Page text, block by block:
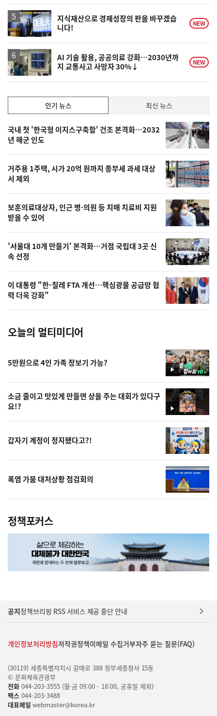
일
지식재산으로 경제성장의 판을 바꾸겠습
니다!
NEW
AI 기술 활용, 공공의료 강화…2030년까
지 교통사고 사망자 30%↓
NEW
기,
최
신,
오
늘
의
영
상
오
늘
의
사
진
인기 뉴스 최신 뉴스
기
뉴
스
국내 첫 '한국형 이지스구축함' 건조 본격화…2032
년 해군 인도
거주용 1주택, 시가 20억 원까지 종부세 과세 대상
서 제외
보훈의료대상자, 인근 병·의원 등 치매 치료비 지원
받을 수 있어
'서울대 10개 만들기' 본격화…거점 국립대 3곳 신
속 선정
이 대통령 "한-칠레 FTA 개선…핵심광물 공급망 협
력 더욱 강화"
오늘의 멀티미디어
영
상
5만원으로 4인 가족 장보기 가능?
영
상
소금 줄이고 맛있게 만들면 상을 주는 대회가 있다구
요!?
갑자기 계정이 정지됐다고?!
폭염 가뭄 대처상황 점검회의
정책포커스
공지정책브리핑 RSS 서비스 제공 중단 안내
개인정보처리방침저작권정책이메일 수집거부자주 묻는 질문(FAQ)
(30119) 세종특별자치시 갈매로 388 정부세종청사 15동
© 문화체육관광부
전화044-203-3555 (월-금 09:00 - 18:00, 공휴일 제외)
팩스044-203-3488
대표메일 webmaster@korea.kr